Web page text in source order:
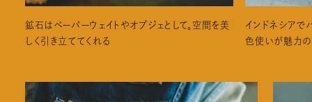
鉱石はペーパーウェイトやオブジェとして。空間を美
しく引き立ててくれる
インドネシアで
色使いが魅力